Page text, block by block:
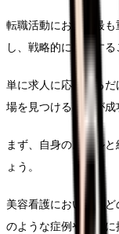
転職活動において最
し、戦略的に行動する
単に求人に応募する
場を見つけることが
まず、自身のスキル
ょう。
美容看護において、
のような症例や治療